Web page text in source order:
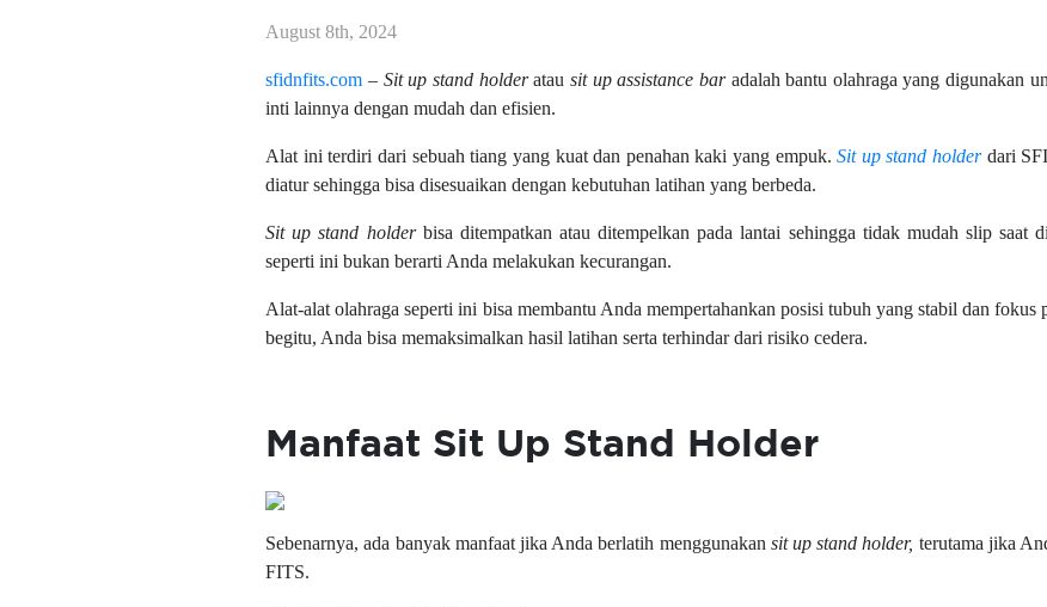
August 8th, 2024
sfidnfits.com –Sit up stand holderatau sit up assistance baradalah bantu olahraga yang digunakan
inti lainnya dengan mudah dan efisien.
Alat ini terdiri dari sebuah tiang yang kuat dan penahan kaki yang empuk.Sit up stand holderdari
diatur sehingga bisa disesuaikan dengan kebutuhan latihan yang berbeda.
Sit up stand holderbisa ditempatkan atau ditempelkan pada lantai sehingga tidak mudah slip saat
seperti ini bukan berarti Anda melakukan kecurangan.
Alat-alat olahraga seperti ini bisa membantu Anda mempertahankan posisi tubuh yang stabil dan fokus
begitu, Anda bisa memaksimalkan hasil latihan serta terhindar dari risiko cedera.
Manfaat Sit Up Stand Holder
Sebenarnya, ada banyak manfaat jika Anda berlatih menggunakan sit up stand holder, terutama jika
FITS.